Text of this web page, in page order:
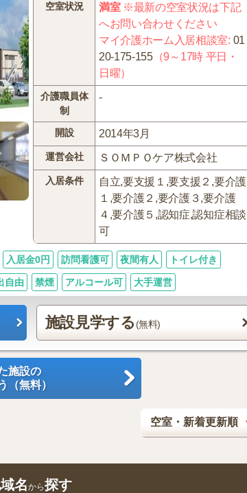
空室状況 満室※最新の空室状況は下記
へお問い合わせください
マイ介護ホーム入居相談室: 01
20-175-155（9～17時 平日・
日曜）
介護職員体
制
-
開設 2014年3月
運営会社 ＳＯＭＰＯケア株式会社
入居条件
自立,要支援１,要支援２,要介護
１,要介護２,要介護３,要介護
４,要介護５,認知症,認知症相談
可
入居金0円 訪問看護可 夜間有人 トイレ付き
自由 禁煙 アルコール可 大手運営
施設見学する (無料)
施設の
（無料）
名から探す